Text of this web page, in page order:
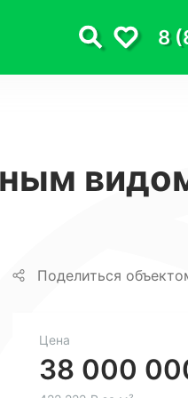
8
Поделиться
Цена
38 000